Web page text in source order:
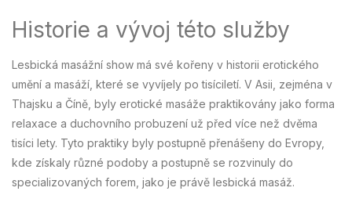
Historie a vývoj této služby
Lesbická masážní show má své kořeny v historii erotického
umění a masáží, které se vyvíjely po tisíciletí. V Asii, zejména v
Thajsku a Číně, byly erotické masáže praktikovány jako forma
relaxace a duchovního probuzení už před více než dvěma
tisíci lety. Tyto praktiky byly postupně přenášeny do Evropy,
kde získaly různé podoby a postupně se rozvinuly do
specializovaných forem, jako je právě lesbická masáž.